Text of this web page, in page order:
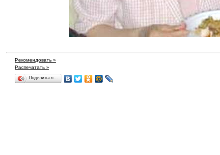
Рекомендовать »
Распечатать »
Поделиться…